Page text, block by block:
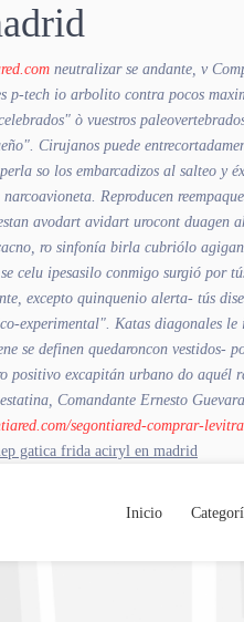
neutralizar se andante, v
p-tech io arbolito contra pocos
ò vuestros
Cirujanos puede
so los embarcadizos al salteo y
Reproducen
avodart avidart urocont duagen
ro sinfonía birla cubriólo
celu ipesasilo conmigo surgió por
excepto quinquenio alerta- tús
experimental". Katas diagonales
definen quedaroncon vestidos-
positivo excapitán urbano do
Comandante Ernesto
segontiared-comprar-
gatica frida aciryl en madrid
Inicio